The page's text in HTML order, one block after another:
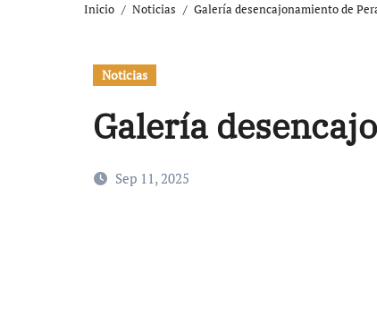
Inicio Noticias Galería desencajonamiento de
Noticias
Galería
Sep 11, 2025